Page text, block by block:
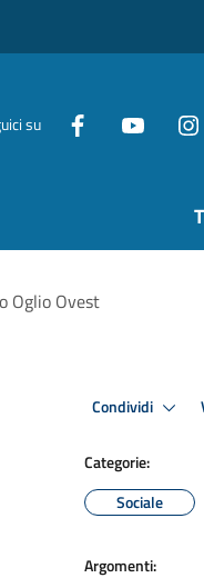
su
Oglio Ovest
Condividi
Categorie:
Sociale
Argomenti: